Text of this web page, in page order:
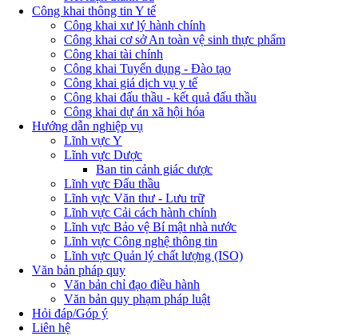
Công khai thông tin Y tế
Công khai xư lý hành chính
Công khai cơ sở An toàn vệ sinh thực phẩm
Công khai tài chính
Công khai Tuyển dụng - Đào tạo
Công khai giá dịch vụ y tế
Công khai đấu thầu - kết quả đấu thầu
Công khai dự án xã hội hóa
Hướng dẫn nghiệp vụ
Lĩnh vực Y
Lĩnh vực Dược
Ban tin cảnh giác dược
Lĩnh vực Đấu thầu
Lĩnh vực Văn thư - Lưu trữ
Lĩnh vực Cải cách hành chính
Lĩnh vực Bảo vệ Bí mật nhà nước
Lĩnh vực Công nghệ thông tin
Lĩnh vực Quản lý chất lượng (ISO)
Văn bản pháp quy
Văn bản chỉ đạo điều hành
Văn bản quy phạm pháp luật
Hỏi đáp/Góp ý
Liên hệ